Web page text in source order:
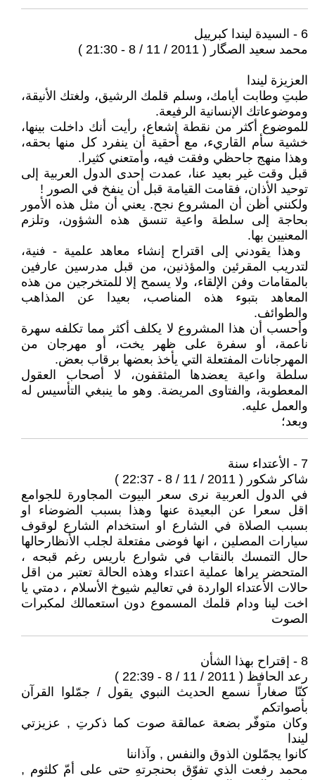
6 - السيدة ليندا كبرييل
محمد سعيد الصگار ( 2011 / 11 / 8 - 21:30 )
العزيزة ليندا
‬وموضوعاتك الإنسانية الرفيعة‮.‬
‬وهذا منهج جاحظي‮ ‬وفقت فيه،‮ ‬وأمتعني‮ ‬كثيرا‮.‬
قبل وقت‮ ‬غير بعيد عنا،‮ ‬عمدت إحدى الدول العربية إلى
توحيد الأذان،‮ ‬فقامت القيامة قبل أن‮ ‬ينفخ في‮ ‬الصور‮ ! ‬
ولكنني‮ ‬أظن أن المشروع نجح‮. ‬يعني‮ ‬أن مثل هذه الأمور
بحاجة إلى سلطة واعية تنسق هذه الشؤون،‮ ‬وتلزم
المعنيين بها‮.‬
‬لتدريب المقرئين والمؤذنين،‮ ‬من قبل مدرسين عارفين
بالمقامات وفن الإلقاء،‮ ‬ولا‮ ‬يسمح إلا للمتخرجين من هذه
المعاهد بتبوء هذه المناصب،‮ ‬بعيدا عن المذاهب
والطوائف‮. ‬
وأحسب أن هذا المشروع لا‮ ‬يكلف أكثر مما تكلفه سهرة
ناعمة،‮ ‬أو سفرة على ظهر‮ ‬يخت،‮ ‬أو مهرجان من
المهرجانات المفتعلة التي‮ ‬يأخذ بعضها برقاب بعض‮.‬
سلطة واعية‮ ‬يعضدها المثقفون،‮ ‬لا أصحاب العقول
المعطوبة،‮ ‬والفتاوى المريضة‮. ‬وهو ما‮ ‬ينبغي‮ ‬التأسيس له
والعمل عليه‮.‬
وبعد؛
7 - الأعتداء سنة
شاكر شكور ( 2011 / 11 / 8 - 22:37 )
في الدول العربية نرى سعر البيوت المجاورة للجوامع
اقل سعرا عن البعيدة عنها وهذا بسبب الضوضاء او
بسبب الصلاة في الشارع او استخدام الشارع لوقوف
سيارات المصلين ، انها فوضى مفتعلة لجلب الأنظارحالها
حال التمسك بالنقاب في شوارع باريس رغم قبحه ،
المتحضر يراها عملية اعتداء وهذه الحالة تعتبر من اقل
حالات الأعتداء الواردة في تعاليم شيوخ الأسلام ، دمتي يا
اخت لينا ودام قلمك المسموع دون استعمالك لمكبرات
الصوت
8 - إقتراح بهذا الشأن
رعد الحافظ ( 2011 / 11 / 8 - 22:39 )
كنّا صغاراً نسمع الحديث النبوي يقول / جمّلوا القرآن
بأصواتكم
وكان متوفّر بضعة عمالقة صوت كما ذكرتِ , عزيزتي
ليندا
كانوا يجمّلون الذوق والنفس , وآذاننا
محمد رفعت الذي تفوّق بحنجرتهِ حتى على أمّ كلثوم ,